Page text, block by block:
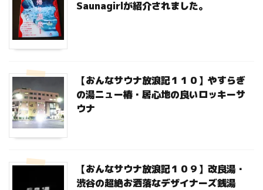
Saunagirlが紹介されました。
【おんなサウナ放浪記１１０】やすらぎ
の湯ニュー椿・居心地の良いロッキーサ
ウナ
【おんなサウナ放浪記１０９】改良湯・
渋谷の超絶お洒落なデザイナーズ銭湯